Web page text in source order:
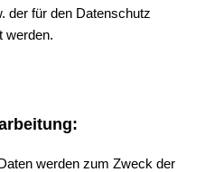
der für den Datenschutz
werden.
werden zum Zweck der